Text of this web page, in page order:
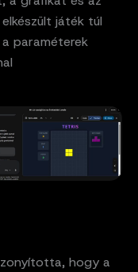
játék túl
paraméterek
hogy a